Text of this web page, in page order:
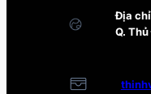
Địa chỉ
Q.